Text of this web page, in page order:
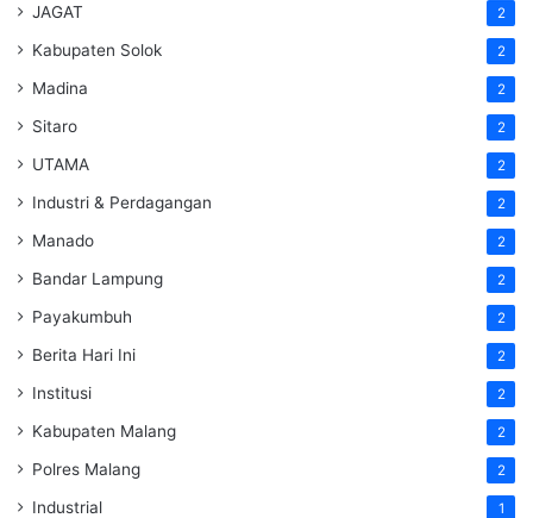
JAGAT 2
Kabupaten Solok 2
Madina 2
Sitaro 2
UTAMA 2
Industri & Perdagangan 2
Manado 2
Bandar Lampung 2
Payakumbuh 2
Berita Hari Ini 2
Institusi 2
Kabupaten Malang 2
Polres Malang 2
Industrial 1